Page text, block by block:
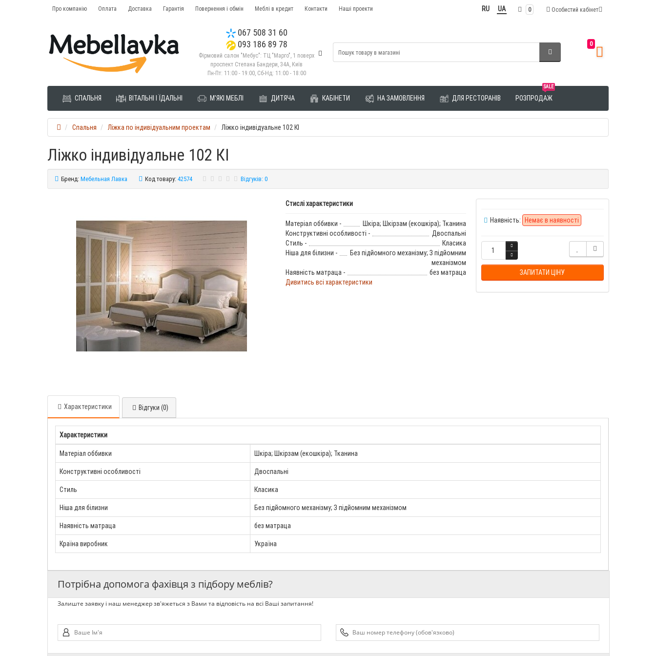
Про компанію Оплата Доставка Гарантія Повернення і обмін Меблі в кредит Контакти Наші проекти Особистий кабінет
0
RU UA
067 508 31 60
093 186 89 78
Фірмовий салон "Мебус": ТЦ "Марго", 1 поверх
проспект Степана Бандери, 34А, Київ
Пн-Пт: 11:00 - 19:00, Сб-Нд: 11:00 - 18:00
0
СПАЛЬНЯ ВІТАЛЬНІ І ЇДАЛЬНІ М'ЯКІ МЕБЛІ ДИТЯЧА КАБІНЕТИ НА ЗАМОВЛЕННЯ ДЛЯ РЕСТОРАНІВ
SALE
РОЗПРОДАЖ
Спальня Ліжка по індивідуальним проектам Ліжко індивідуальне 102 КІ
Ліжко індивідуальне 102 КІ
Бренд:Мебельная Лавка Код товару:42574 Відгуків: 0
Стислі характеристики
Матеріал оббивки -
Шкіра; Шкірзам (екошкіра); Тканина
Конструктивні особливості -
Двоспальні
Стиль -
Класика
Ніша для білизни -
Без підйомного механізму; З підйомним
механізмом
Наявність матраца -
без матраца
Дивитись всі характеристики
Наявність: Немає в наявності
ЗАПИТАТИ ЦІНУ
Характеристики Відгуки (0)
Характеристики
Матеріал оббивки Шкіра; Шкірзам (екошкіра); Тканина
Конструктивні особливості Двоспальні
Стиль Класика
Ніша для білизни Без підйомного механізму; З підйомним механізмом
Наявність матраца без матраца
Країна виробник Україна
Потрібна допомога фахівця з підбору меблів?
Залиште заявку і наш менеджер зв'яжеться з Вами та відповість на всі Ваші запитання!